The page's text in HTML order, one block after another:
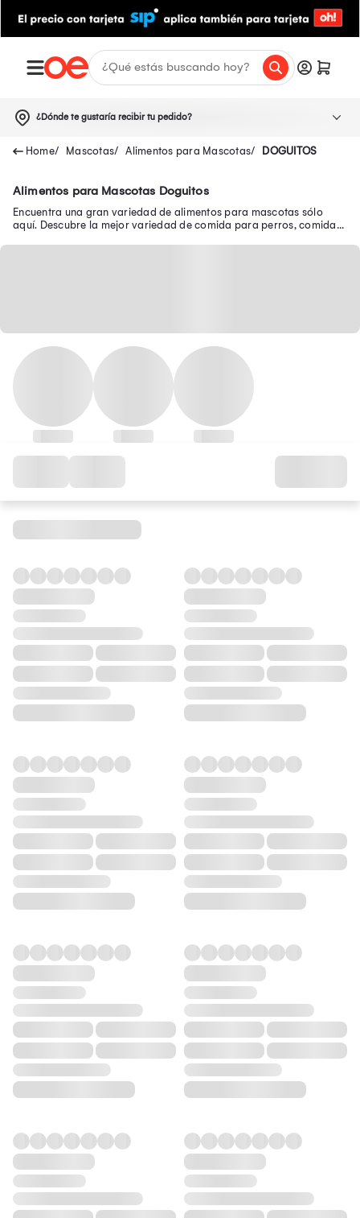
¿Dónde te gustaría recibir tu pedido?
Mascotas Alimentos para Mascotas DOGUITOS
Alimentos para Mascotas Doguitos
Encuentra una gran variedad de alimentos para mascotas sólo
aquí. Descubre la mejor variedad de comida para perros, comida